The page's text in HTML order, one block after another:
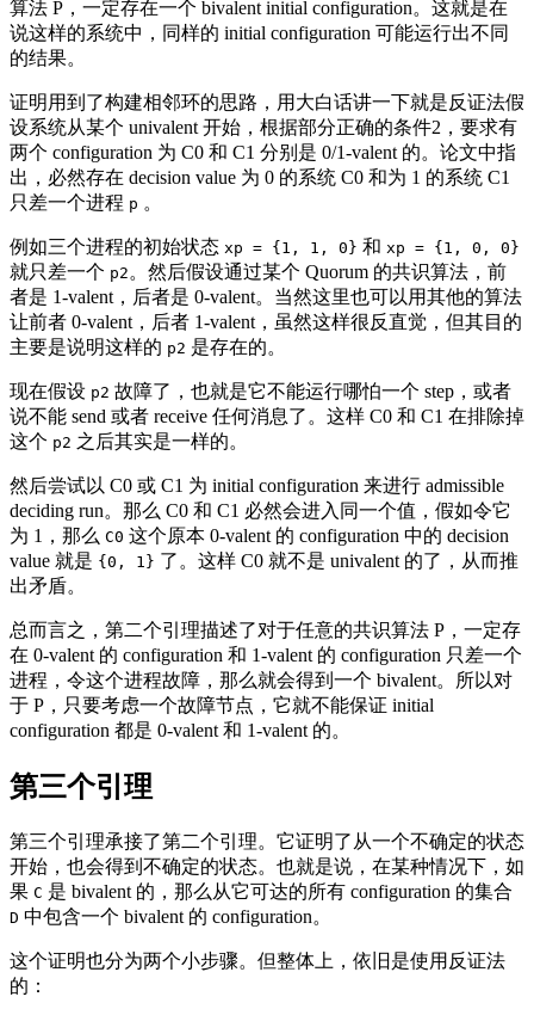
算法 P，一定存在一个 bivalent initial configuration。这就是在
说这样的系统中，同样的 initial configuration 可能运行出不同
的结果。
证明用到了构建相邻环的思路，用大白话讲一下就是反证法假
设系统从某个 univalent 开始，根据部分正确的条件2，要求有
两个 configuration 为 C0 和 C1 分别是 0/1-valent 的。论文中指
出，必然存在 decision value 为 0 的系统 C0 和为 1 的系统 C1
只差一个进程 p 。
例如三个进程的初始状态 xp = {1, 1, 0} 和 xp = {1, 0, 0}
就只差一个 p2 。然后假设通过某个 Quorum 的共识算法，前
者是 1-valent，后者是 0-valent。当然这里也可以用其他的算法
让前者 0-valent，后者 1-valent，虽然这样很反直觉，但其目的
主要是说明这样的 p2 是存在的。
现在假设 p2 故障了，也就是它不能运行哪怕一个 step，或者
说不能 send 或者 receive 任何消息了。这样 C0 和 C1 在排除掉
这个 p2 之后其实是一样的。
然后尝试以 C0 或 C1 为 initial configuration 来进行 admissible
deciding run。那么 C0 和 C1 必然会进入同一个值，假如令它
为 1，那么 C0 这个原本 0-valent 的 configuration 中的 decision
value 就是 {0, 1} 了。这样 C0 就不是 univalent 的了，从而推
出矛盾。
总而言之，第二个引理描述了对于任意的共识算法 P，一定存
在 0-valent 的 configuration 和 1-valent 的 configuration 只差一个
进程，令这个进程故障，那么就会得到一个 bivalent。所以对
于 P，只要考虑一个故障节点，它就不能保证 initial
configuration 都是 0-valent 和 1-valent 的。
第三个引理
第三个引理承接了第二个引理。它证明了从一个不确定的状态
开始，也会得到不确定的状态。也就是说，在某种情况下，如
果 C 是 bivalent 的，那么从它可达的所有 configuration 的集合
D 中包含一个 bivalent 的 configuration。
这个证明也分为两个小步骤。但整体上，依旧是使用反证法
的：